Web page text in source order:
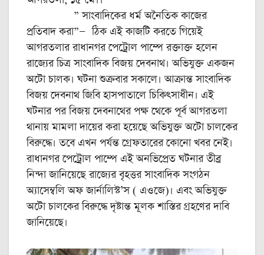
” সাংবাদিকের ধর্ম অনৈতিক কাজের
প্রতিবাদ করা”— ঠিক এই কাজটি করতে গিয়েই
আগরতলার রাধানগর পেট্রোল পাম্পে রক্তাক্ত হলেন
রাজ্যের চিত্র সাংবাদিক বিজয় দেবনাথ। অভিযুক্ত একজন
অটো চালক। ঘটনা শুক্রবার সকালে। আক্রান্ত সাংবাদিক
বিজয় দেবনাথ জিবি হাসপাতালে চিকিৎসাধীন। এই
ঘটনার পর বিজয় দেবনাথের পক্ষ থেকে পূর্ব আগরতলা
থানায় মামলা দায়ের করা হয়েছে অভিযুক্ত অটো চালকের
বিরুদ্ধে। তবে এখন পর্যন্ত গ্রেফতারের কোনো খবর নেই।
রাধানগর পেট্রোল পাম্পে এই অনভিপ্রেত ঘটনার তীব্র
নিন্দা জানিয়েছে রাজ্যের বৃহত্তর সাংবাদিক সংগঠন
অ্যাসেম্বলি অফ জার্নালিস্ট’স ( এওজে)। এবং অভিযুক্ত
অটো চালকের বিরুদ্ধে দৃষ্টান্ত মূলক শাস্তির গ্রহণের দাবি
জানিয়েছে।